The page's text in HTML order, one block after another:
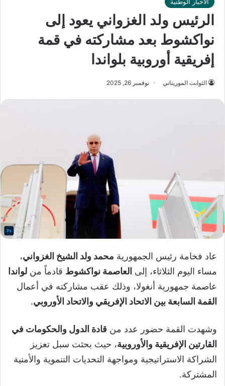
الرئيس ولد الغزواني يعود إلى
نواكشوط بعد مشاركته في قمة
إفريقية أوروبية بلواندا
الثوابت الموريتاني نوفمبر 26, 2025
عاد فخامة رئيس الجمهورية محمد ولد الشيخ الغزواني،
مساء اليوم الثلاثاء، إلى العاصمة نواكشوط قادماً من لواندا
عاصمة جمهورية أنغولا، وذلك عقب مشاركته في أعمال
القمة السابعة بين الاتحاد الإفريقي والاتحاد الأوروبي.
وشهدت القمة حضور عدد من قادة الدول والحكومات في
القارتين الإفريقية والأوروبية، حيث بحثت سبل تعزيز
الشراكة الاستراتيجية ومواجهة التحديات التنموية والأمنية
المشتركة.